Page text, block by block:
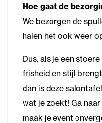
Hoe gaat de
We bezorgen de
halen het ook weer
Dus, als je een
frisheid en stijl
dan is deze
wat je zoekt! Ga naar
maak je event